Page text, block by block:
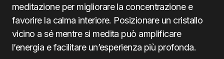
meditazione per migliorare la concentrazione e
favorire la calma interiore. Posizionare un cristallo
vicino a sé mentre si medita può amplificare
l’energia e facilitare un’esperienza più profonda.